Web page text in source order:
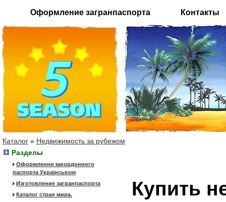
Оформление загранпаспорта Контакты
Каталог » Недвижимость за рубежом
Разделы
Оформлення закордонного
паспорта Українською
Изготовление загранпаспорта
Каталог стран мира.
Купить